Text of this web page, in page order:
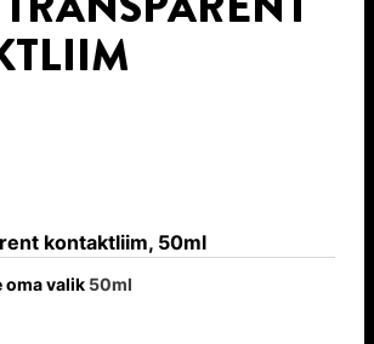
kontaktliim, 50ml
oma valik 50ml